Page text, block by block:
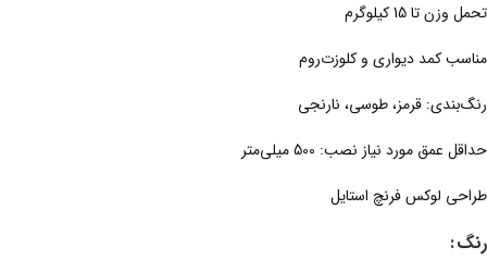
تحمل وزن تا 15 کیلوگرم
مناسب کمد دیواری و کلوزت‌روم
رنگ‌بندی: قرمز، طوسی، نارنجی
حداقل عمق مورد نیاز نصب: 500 میلی‌متر
طراحی لوکس فرنچ استایل
رنگ